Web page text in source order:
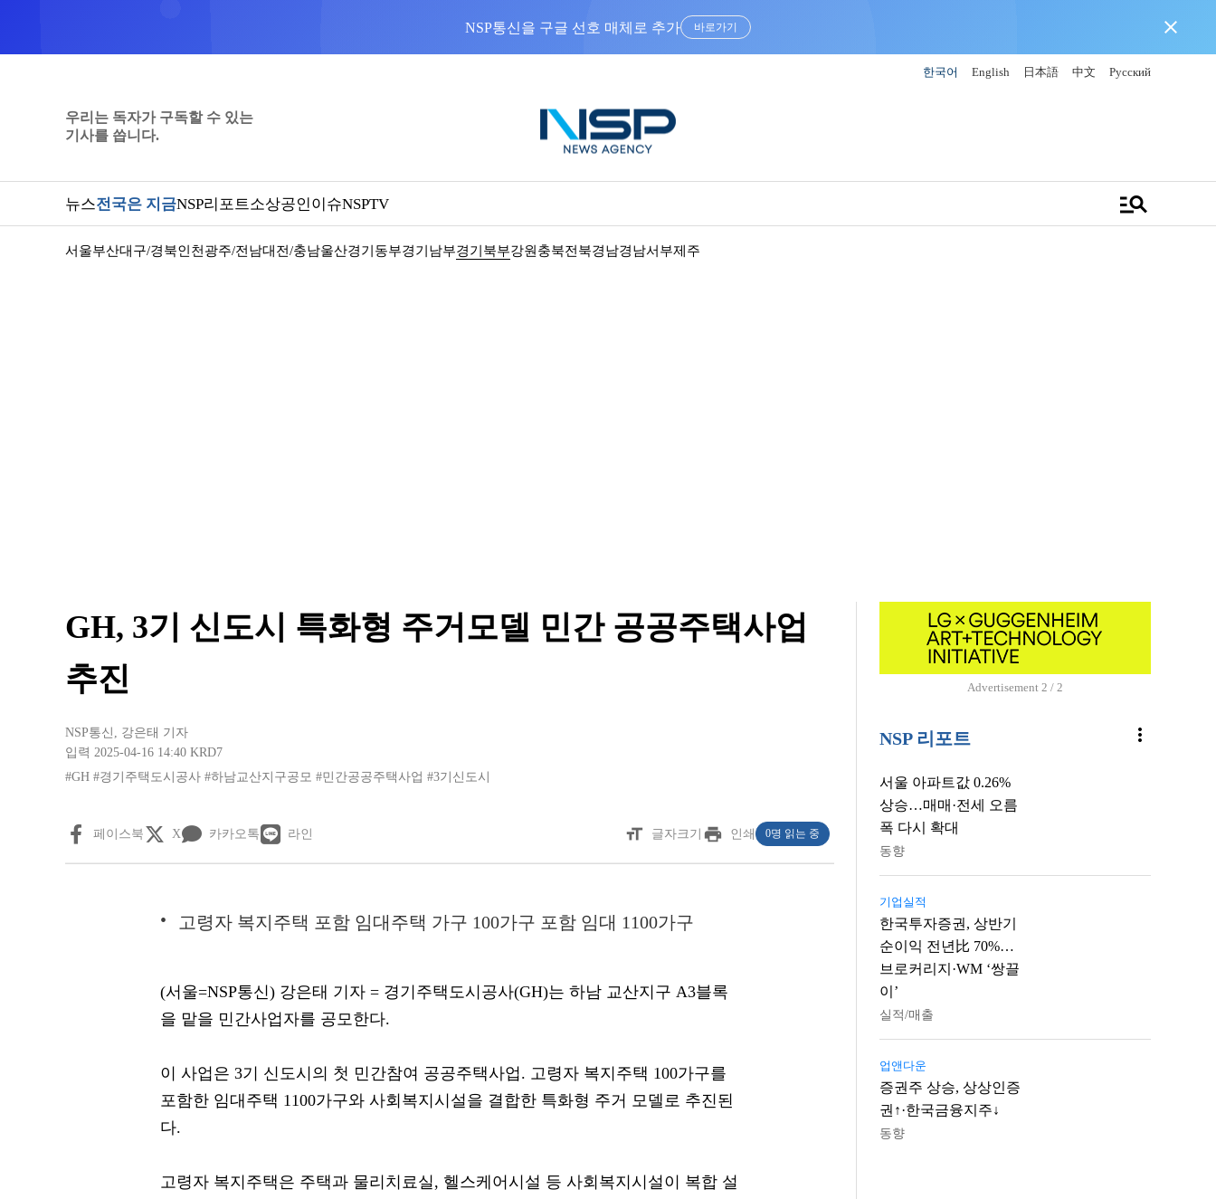
NSP통신을 구글 선호 매체로 추가 바로가기 close
한국어 English 日本語 中文 Русский
우리는 독자가 구독할 수 있는
기사를 씁니다.
뉴스전국은 지금NSP리포트소상공인이슈NSPTV manage_search
서울부산대구/경북인천 광주/전남대전/충남울산경기동부경기남부경기북부강원 충북전북경남경남서부제주
GH, 3기 신도시 특화형 주거모델 민간 공공주택사업
추진
NSP통신 , 강은태 기자
입력 2025-04-16 14:40 KRD7
#GH #경기주택도시공사 #하남교산지구공모 #민간공공주택사업 #3기신도시
페이스북 X 카카오톡 라인 format_size 글자크기 print 인쇄 0명 읽는 중
고령자 복지주택 포함 임대주택 가구 100가구 포함 임대 1100가구
(서울=NSP통신) 강은태 기자 = 경기주택도시공사(GH)는 하남 교산지구 A3블록
을 맡을 민간사업자를 공모한다.
이 사업은 3기 신도시의 첫 민간참여 공공주택사업. 고령자 복지주택 100가구를
포함한 임대주택 1100가구와 사회복지시설을 결합한 특화형 주거 모델로 추진된
다.
고령자 복지주택은 주택과 물리치료실, 헬스케어시설 등 사회복지시설이 복합 설
Advertisement 1 / 2
NSP 리포트 more_vert
서울 아파트값 0.26%
상승…매매·전세 오름
폭 다시 확대
동향
기업실적
한국투자증권, 상반기
순이익 전년比 70%…
브로커리지·WM ‘쌍끌
이’
실적/매출
업앤다운
증권주 상승, 상상인증
권↑·한국금융지주↓
동향